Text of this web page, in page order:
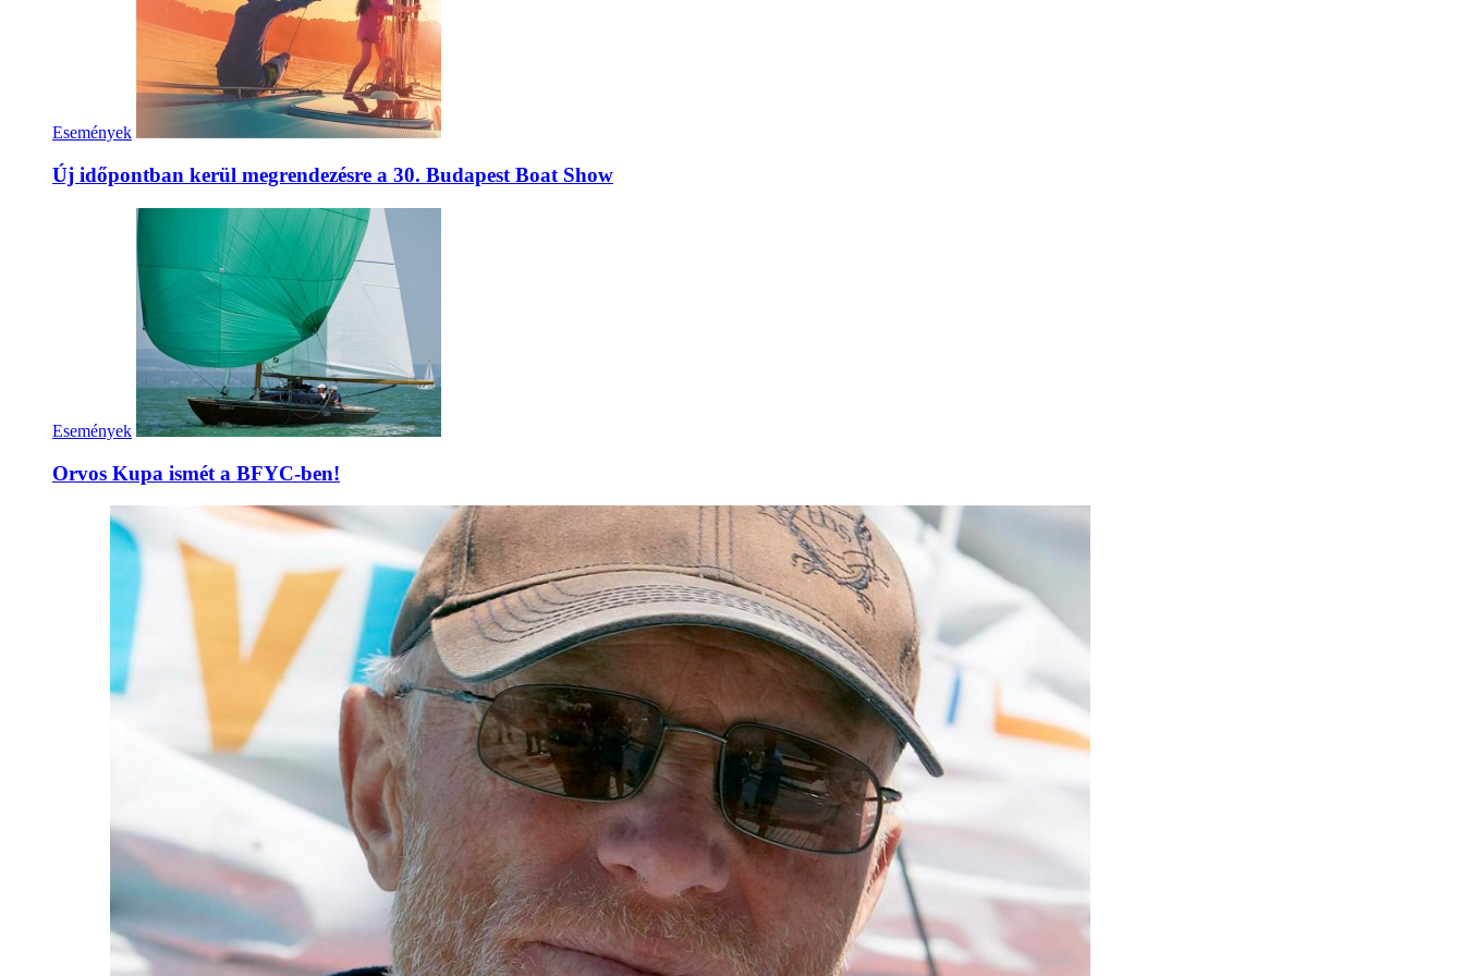
Események
Új időpontban kerül megrendezésre a 30. Budapest Boat Show
Események
Orvos Kupa ismét a BFYC-ben!